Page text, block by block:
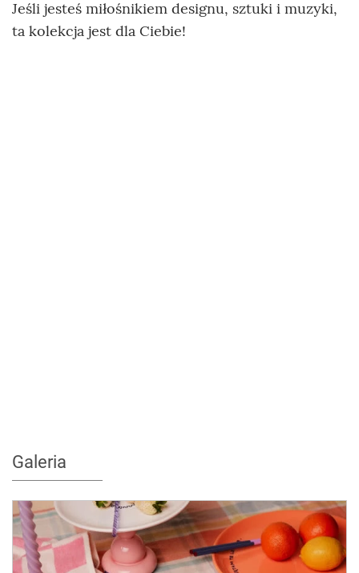
Jeśli jesteś miłośnikiem designu, sztuki i muzyki,
ta kolekcja jest dla Ciebie!
Galeria